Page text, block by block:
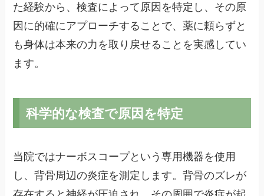
た経験から、検査によって原因を特定し、その原
因に的確にアプローチすることで、薬に頼らずと
も身体は本来の力を取り戻せることを実感してい
ます。
科学的な検査で原因を特定
当院ではナーボスコープという専用機器を使用
し、背骨周辺の炎症を測定します。背骨のズレが